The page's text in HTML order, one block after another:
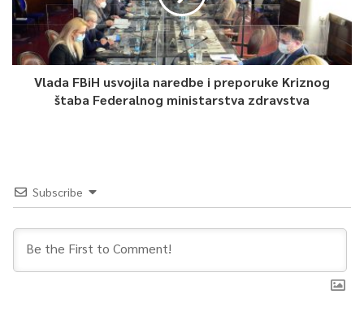
Vlada FBiH usvojila naredbe i preporuke Kriznog
štaba Federalnog ministarstva zdravstva
Subscribe